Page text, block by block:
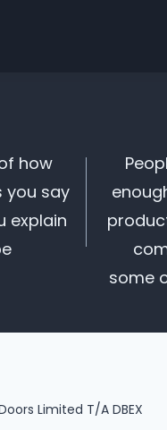
how
you say
explain
some
Limited T/A DBEX